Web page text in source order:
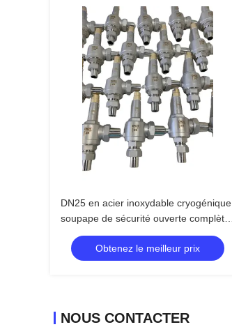
DN25 en acier inoxydable cryogénique
soupape de sécurité ouverte complète
CF8 CF3
Obtenez le meilleur prix
NOUS CONTACTER